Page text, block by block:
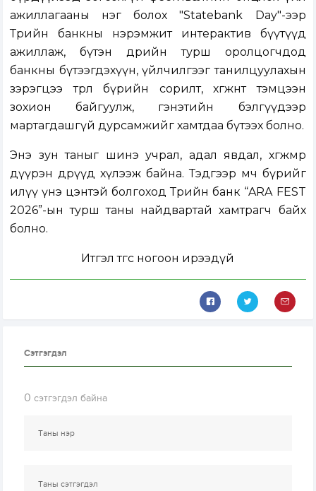
ажиллагааны нэг болох "Statebank Day"-ээр
Төрийн банкны нэрэмжит интерактив бүүтүүд
ажиллаж, бүтэн өдрийн турш оролцогчдод
банкны бүтээгдэхүүн, үйлчилгээг танилцуулахын
зэрэгцээ төрөл бүрийн сорилт, хөгжөөнт тэмцээн
зохион байгуулж, гэнэтийн бэлгүүдээр
мартагдашгүй дурсамжийг хамтдаа бүтээх болно.
Энэ зун таныг шинэ учрал, адал явдал, хөгжмөөр
дүүрэн өдрүүд хүлээж байна. Тэдгээр мөч бүрийг
илүү үнэ цэнтэй болгоход Төрийн банк “ARA FEST
2026”-ын турш таны найдвартай хамтрагч байх
болно.
Итгэл төгс ногоон ирээдүй
Сэтгэгдэл
0 сэтгэгдэл байна